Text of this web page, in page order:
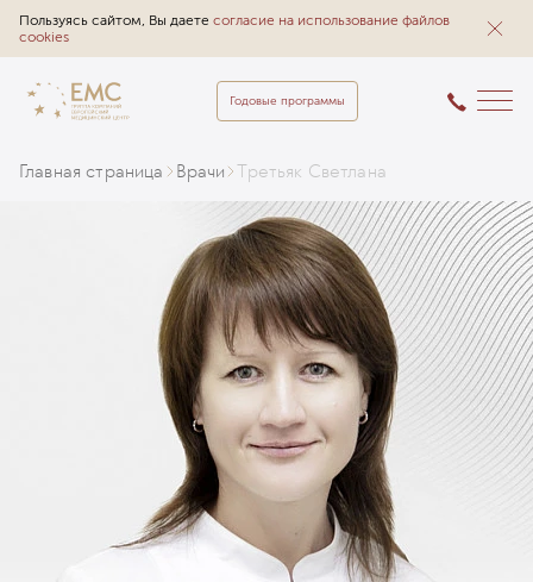
Пользуясь сайтом, Вы даете согласие на использование файлов
cookies
Годовые программы
Главная страница Врачи Третьяк Светлана